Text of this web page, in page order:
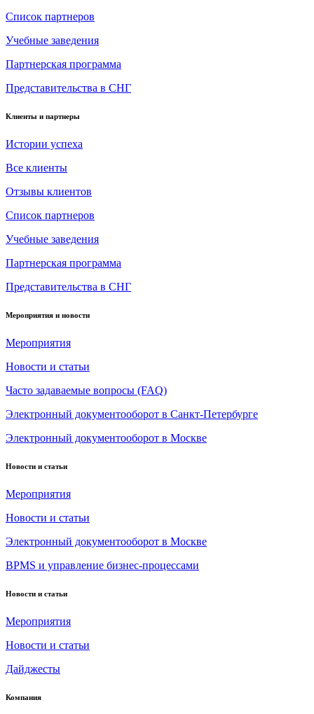
Список партнеров
Учебные заведения
Партнерская программа
Представительства в СНГ
Клиенты и партнеры
Истории успеха
Все клиенты
Отзывы клиентов
Список партнеров
Учебные заведения
Партнерская программа
Представительства в СНГ
Мероприятия и новости
Мероприятия
Новости и статьи
Часто задаваемые вопросы (FAQ)
Электронный документооборот в Санкт-Петербурге
Электронный документооборот в Москве
Новости и статьи
Мероприятия
Новости и статьи
Электронный документооборот в Москве
BPMS и управление бизнес-процессами
Новости и статьи
Мероприятия
Новости и статьи
Дайджесты
Компания